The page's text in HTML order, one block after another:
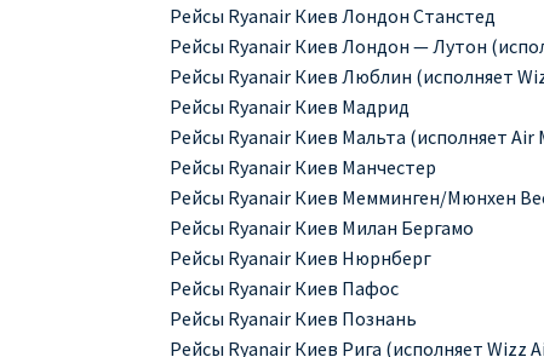
Рейсы Ryanair Киев Лондон Станстед
Рейсы Ryanair Киев Лондон — Лутон
Рейсы Ryanair Киев Люблин (исполняет
Рейсы Ryanair Киев Мадрид
Рейсы Ryanair Киев Мальта (исполняет Air
Рейсы Ryanair Киев Манчестер
Рейсы Ryanair Киев Мемминген/Мюнхен
Рейсы Ryanair Киев Милан Бергамо
Рейсы Ryanair Киев Нюрнберг
Рейсы Ryanair Киев Пафос
Рейсы Ryanair Киев Познань
Рейсы Ryanair Киев Рига (исполняет Wizz